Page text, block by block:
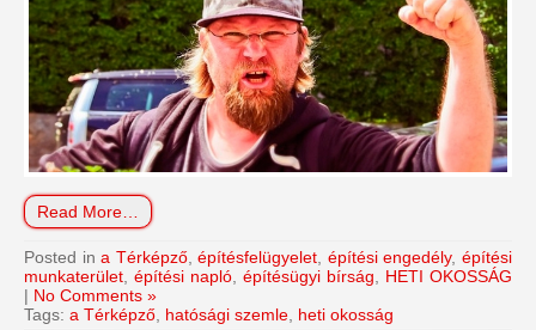
Read More…
Posted ina Térképző,építésfelügyelet építési engedély,építési
munkaterület építési napló építésügyi bírság
HETI OKOSSÁG
| No Comments »
Tags: a Térképző hatósági szemle heti okosság